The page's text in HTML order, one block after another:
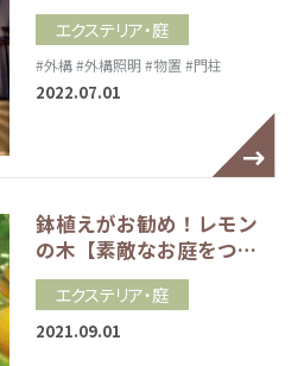
エクステリア・庭
#外構#外構照明 #物置 #門柱
2022.07.01
鉢植えがお勧め！レモン
の木【素敵なお庭をつ…
エクステリア・庭
2021.09.01